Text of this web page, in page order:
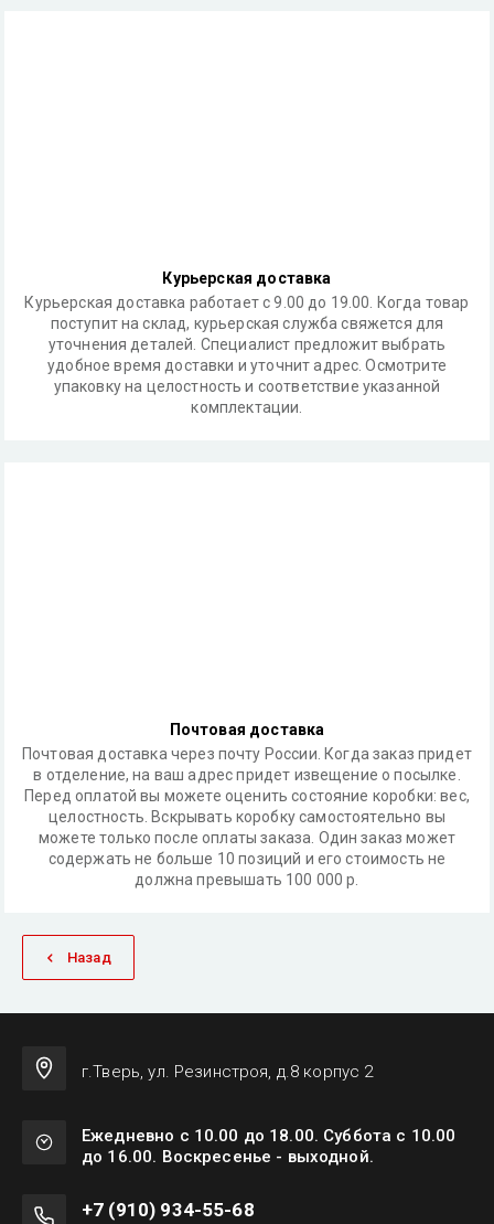
Курьерская доставка
Курьерская доставка работает с 9.00 до 19.00. Когда товар
поступит на склад, курьерская служба свяжется для
уточнения деталей. Специалист предложит выбрать
удобное время доставки и уточнит адрес. Осмотрите
упаковку на целостность и соответствие указанной
комплектации.
Почтовая доставка
Почтовая доставка через почту России. Когда заказ придет
в отделение, на ваш адрес придет извещение о посылке.
Перед оплатой вы можете оценить состояние коробки: вес,
целостность. Вскрывать коробку самостоятельно вы
можете только после оплаты заказа. Один заказ может
содержать не больше 10 позиций и его стоимость не
должна превышать 100 000 р.
Назад
г.Тверь, ул. Резинстроя, д.8 корпус 2
Ежедневно с 10.00 до 18.00. Суббота с 10.00
до 16.00. Воскресенье - выходной.
+7 (910) 934-55-68